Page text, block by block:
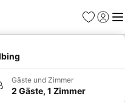
Favoriten
Gäste und Zimmer
2 Gäste, 1 Zimmer